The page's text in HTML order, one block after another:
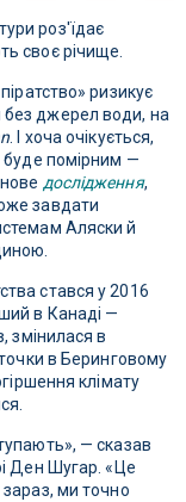
роз'їдає
своє річище.
ризикує
без джерел води, на
. І хоча очікується,
буде помірним —
дослідження,
завдати
Аляски й
стався у 2016
в Канаді —
змінилася в
точки в Беринговому
клімату
— сказав
Ден Шугар. «Це
зараз, ми точно